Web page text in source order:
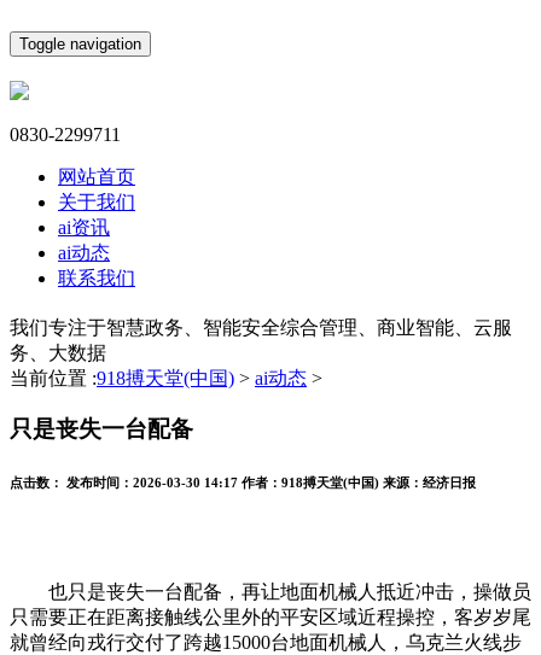
Toggle navigation
0830-2299711
网站首页
关于我们
ai资讯
ai动态
联系我们
我们专注于智慧政务、智能安全综合管理、商业智能、云服
务、大数据
当前位置 :918搏天堂(中国) > ai动态 >
只是丧失一台配备
点击数： 发布时间： 2026-03-30 14:17 作者： 918搏天堂(中国) 来源： 经济日报
也只是丧失一台配备，再让地面机械人抵近冲击，操做员
只需要正在距离接触线公里外的平安区域近程操控，客岁岁尾
就曾经向戎行交付了跨越15000台地面机械人，乌克兰火线步